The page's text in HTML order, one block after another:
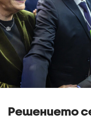
Решението